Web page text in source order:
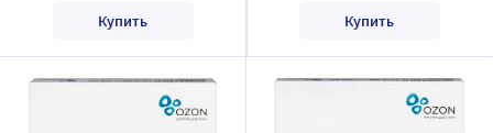
Купить Купить